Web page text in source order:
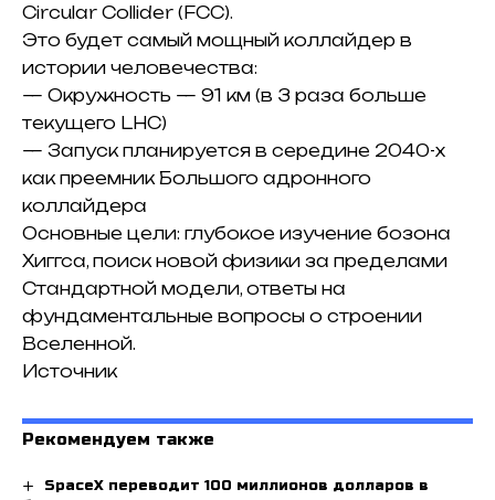
Circular Collider (FCC).
Это будет самый мощный коллайдер в
истории человечества:
— Окружность — 91 км (в 3 раза больше
текущего LHC)
— Запуск планируется в середине 2040-х
как преемник Большого адронного
коллайдера
Основные цели: глубокое изучение бозона
Хиггса, поиск новой физики за пределами
Стандартной модели, ответы на
фундаментальные вопросы о строении
Вселенной.
Источник
Рекомендуем также
SpaceX переводит 100 миллионов долларов в